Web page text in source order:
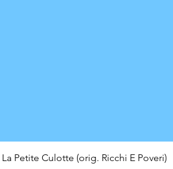
Petite Culotte (orig. Ricchi E Poveri)